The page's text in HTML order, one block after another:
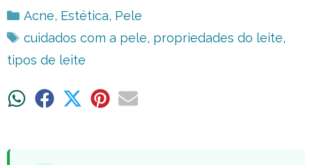
Categorias
Acne, Estética, Pele
Tags
cuidados com a pele, propriedades do leite,
tipos de leite
ShareShare ShareShareShare